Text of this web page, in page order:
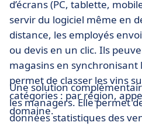
d’écrans (PC, tablette,
servir du logiciel même en
distance, les employés
ou devis en un clic. Ils
magasins en synchronisant
permet de classer les vins
catégories : par région,
domaine.
Une solution
les managers. Elle permet
données statistiques des